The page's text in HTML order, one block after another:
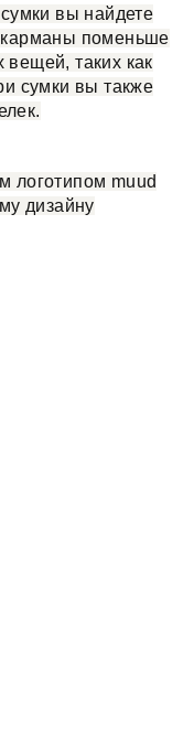
вы найдете
карманы поменьше
таких как
сумки вы также
логотипом muud
дизайну